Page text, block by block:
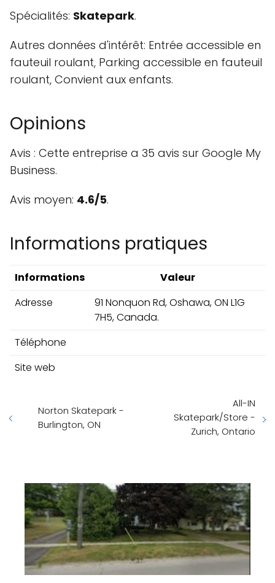
Spécialités: Skatepark.
Autres données d'intérêt: Entrée accessible en
fauteuil roulant, Parking accessible en fauteuil
roulant, Convient aux enfants.
Opinions
Avis : Cette entreprise a 35 avis sur Google My
Business.
Avis moyen: 4.6/5.
Informations pratiques
Informations
Valeur
Adresse
91 Nonquon Rd, Oshawa, ON L1G
7H5, Canada.
Téléphone
Site web
Norton Skatepark -
Burlington, ON
All-IN
Skatepark/Store -
Zurich, Ontario